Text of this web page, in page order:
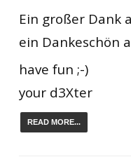
Ein großer Dank
ein Dankeschön
have fun ;-)
your d3Xter
READ MORE...